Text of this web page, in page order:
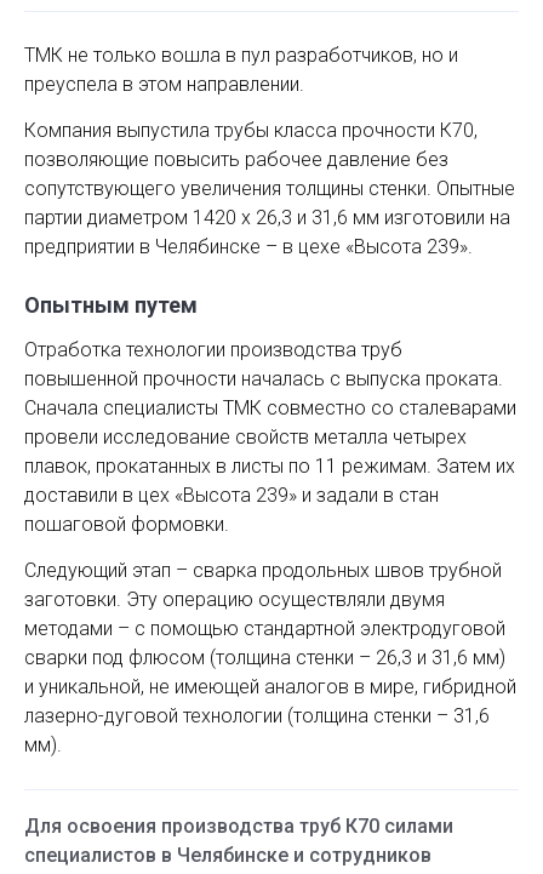
ТМК не только вошла в пул разработчиков, но и
преуспела в этом направлении.
Компания выпустила трубы класса прочности К70,
позволяющие повысить рабочее давление без
сопутствующего увеличения толщины стенки. Опытные
партии диаметром 1420 х 26,3 и 31,6 мм изготовили на
предприятии в Челябинске – в цехе «Высота 239».
Опытным путем
Отработка технологии производства труб
повышенной прочности началась с выпуска проката.
Сначала специалисты ТМК совместно со сталеварами
провели исследование свойств металла четырех
плавок, прокатанных в листы по 11 режимам. Затем их
доставили в цех «Высота 239» и задали в стан
пошаговой формовки.
Следующий этап – сварка продольных швов трубной
заготовки. Эту операцию осуществляли двумя
методами – с помощью стандартной электродуговой
сварки под флюсом (толщина стенки – 26,3 и 31,6 мм)
и уникальной, не имеющей аналогов в мире, гибридной
лазерно-дуговой технологии (толщина стенки – 31,6
мм).
Для освоения производства труб К70 силами
специалистов в Челябинске и сотрудников